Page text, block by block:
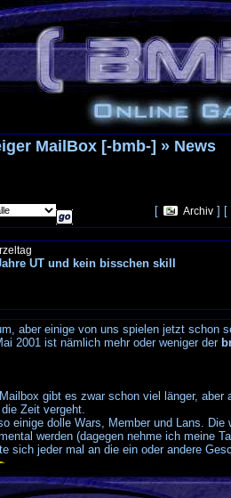
MailBox [-bmb-] » News
[ Archiv ] [
UT und kein bisschen skill
aber einige von uns spielen jetzt schon
2001 ist nämlich mehr oder weniger der
gibt es zwar schon viel länger,
Zeit vergeht.
einige dolle Wars, Member und Lans. Die
werden (dagegen nehme ich meine
sich jeder mal an die ein oder andere
sollten wir, das wir wohl einer der
noch ein wenig bleiben. Ich jedenfalls